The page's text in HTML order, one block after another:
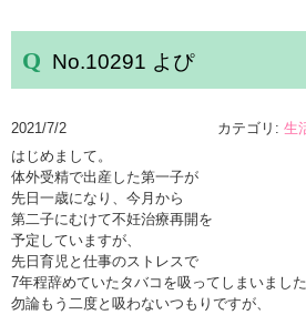
No.10291 よぴ
カテゴリ: 生
2021/7/2
はじめまして。
体外受精で出産した第一子が
先日一歳になり、今月から
第二子にむけて不妊治療再開を
予定していますが、
先日育児と仕事のストレスで
7年程辞めていたタバコを吸ってしまいました
勿論もう二度と吸わないつもりですが、